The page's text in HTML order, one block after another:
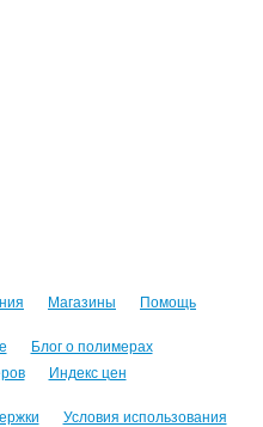
Магазины Помощь
Блог о полимерах
Индекс цен
Условия использования